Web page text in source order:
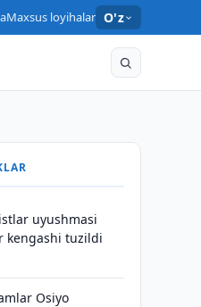
Maxsus loyihalar O'z
uyushmasi
kengashi tuzildi
Osiyo